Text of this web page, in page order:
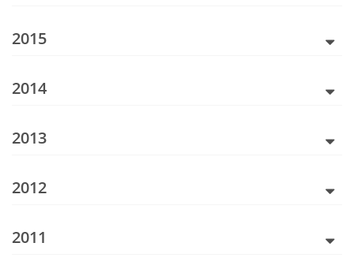
2015
2014
2013
2012
2011